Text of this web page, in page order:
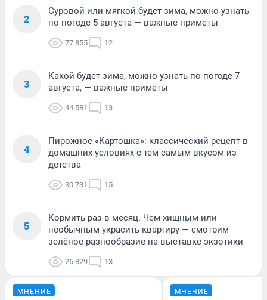
2
Суровой или мягкой будет зима, можно узнать
по погоде 5 августа — важные приметы
77 855 12
3
Какой будет зима, можно узнать по погоде 7
августа, — важные приметы
44 581 13
4
Пирожное «Картошка»: классический рецепт в
домашних условиях с тем самым вкусом из
детства
30 731 15
5
Кормить раз в месяц. Чем хищным или
необычным украсить квартиру — смотрим
зелёное разнообразие на выставке экзотики
26 829 13
МНЕНИЕ МНЕНИЕ